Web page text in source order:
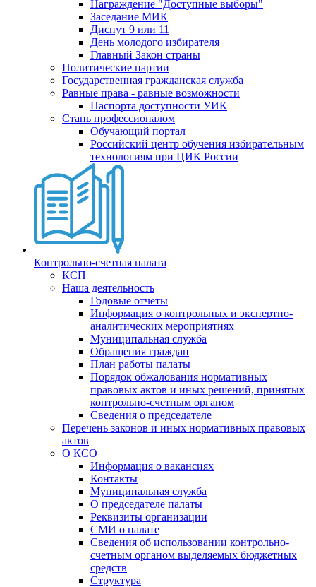
Награждение "Доступные выборы"
Заседание МИК
Диспут 9 или 11
День молодого избирателя
Главный Закон страны
Политические партии
Государственная гражданская служба
Равные права - равные возможности
Паспорта доступности УИК
Стань профессионалом
Обучающий портал
Российский центр обучения избирательным
технологиям при ЦИК России
Контрольно-счетная палата
КСП
Наша деятельность
Годовые отчеты
Информация о контрольных и экспертно-
аналитических мероприятиях
Муниципальная служба
Обращения граждан
План работы палаты
Порядок обжалования нормативных
правовых актов и иных решений, принятых
контрольно-счетным органом
Сведения о председателе
Перечень законов и иных нормативных правовых
актов
О КСО
Информация о вакансиях
Контакты
Муниципальная служба
О председателе палаты
Реквизиты организации
СМИ о палате
Сведения об использовании контрольно-
счетным органом выделяемых бюджетных
средств
Структура